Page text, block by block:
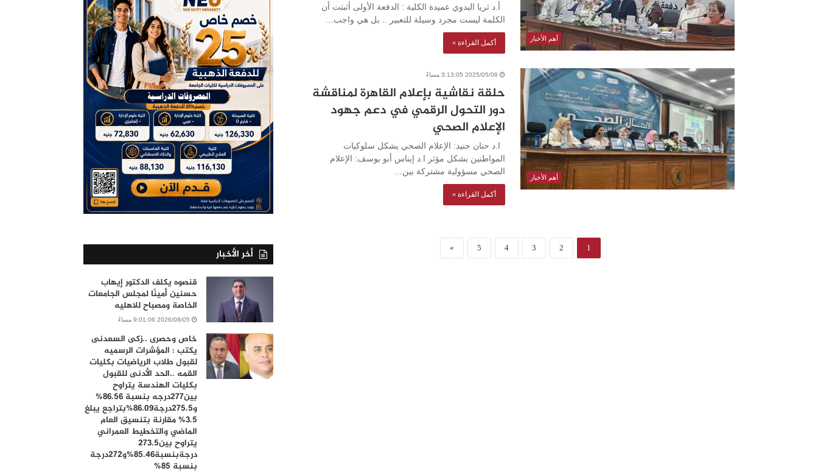
أهم الأخبار
أ.د ثريا البدوي عميدة الكلية : الدفعة الأولى أثبتت أن
الكلمة ليست مجرد وسيلة للتعبير .. بل هي واجب…
أكمل القراءة »
أهم الأخبار
2025/05/08 3:13:05 مساءً
حلقة نقاشية بإعلام القاهرة لمناقشة
دور التحول الرقمي في دعم جهود
الإعلام الصحي
ا.د حنان جنيد: الإعلام الصحي يشكل سلوكيات
المواطنين بشكل مؤثر ا.د إيناس أبو يوسف: الإعلام
الصحي مسؤولية مشتركة بين…
أكمل القراءة »
1
2
3
4
5
» أخر الأخبار
قنصوه يكلف الدكتور إيهاب
حسنين أمينًا لمجلس الجامعات
الخاصة ومصباح للاهليه
2026/08/05 9:01:06 مساءً
خاص وحصرى ..زكى السعدنى
يكتب : المؤشرات الرسميه
لقبول طلاب الرياضيات بكليات
القمه ..الحد الأدنى للقبول
بكليات الهندسة يتراوح
بين277درجه بنسبة 86.56%
و275.5درجة86.09%بتراجع يبلغ
3.5% مقارنة بتنسيق العام
الماضي والتخطيط العمراني
يتراوح بين273.5
درجةبنسبة85.46%و272درجة
بنسبة 85%